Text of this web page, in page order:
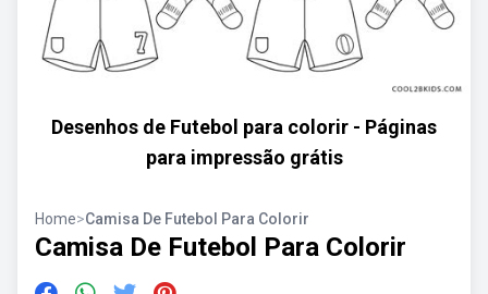
Desenhos de Futebol para colorir - Páginas
para impressão grátis
Home>Camisa De Futebol Para Colorir
Camisa De Futebol Para Colorir